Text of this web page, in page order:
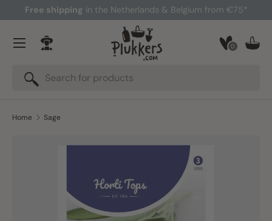
Skip to content
Free shipping in the Netherlands & Belgium from €75*
Search
Search
0
Log in
Menu
Home Sage